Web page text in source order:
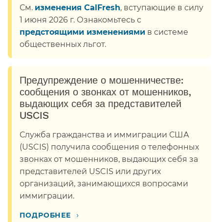
См. изменения CalFresh, вступающие в силу
1 июня 2026 г. Ознакомьтесь с
предстоящими изменениями в системе
общественных льгот.​​
Предупреждение о мошенничестве:
сообщения о звонках от мошенников,
выдающих себя за представителей
USCIS​​
Служба гражданства и иммиграции США
(USCIS) получила сообщения о телефонных
звонках от мошенников, выдающих себя за
представителей USCIS или других
организаций, занимающихся вопросами
иммиграции.​​
ПОДРОБНЕЕ​​ ›